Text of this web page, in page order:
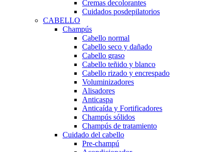
Cremas decolorantes
Cuidados posdepilatorios
CABELLO
Champús
Cabello normal
Cabello seco y dañado
Cabello graso
Cabello teñido y blanco
Cabello rizado y encrespado
Voluminizadores
Alisadores
Anticaspa
Anticaída y Fortificadores
Champús sólidos
Champús de tratamiento
Cuidado del cabello
Pre-champú